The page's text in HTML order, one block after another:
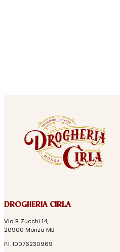
DROGHERIA CIRLA
Via B. Zucchi 14,
20900 Monza MB
P.I. 10076230969